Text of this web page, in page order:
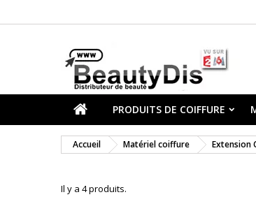
PRODUITS DE COIFFURE
Accueil Matériel coiffure Extension
Il y a 4 produits.